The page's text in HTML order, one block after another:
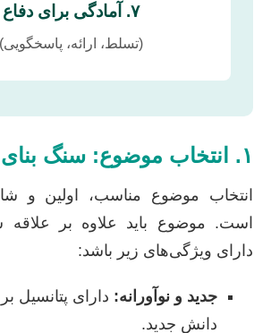
۷. آمادگی برای دفاع
(تسلط، ارائه، پاسخگویی)
۱. انتخاب موضوع: سنگ بنای موفقیت
انتخاب موضوع مناسب، اولین و
است. موضوع باید علاوه بر
دارای ویژگی‌های زیر باشد:
جدید و نوآورانه: دارای پتانسیل
دانش جدید.